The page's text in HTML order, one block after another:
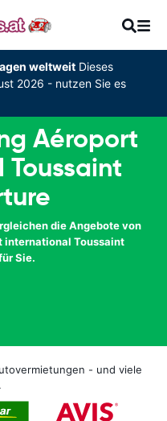
weltweitDieses
2026 - nutzen Sie es
Aéroport
die Angebote von
international Toussaint
Sie.
- und viele